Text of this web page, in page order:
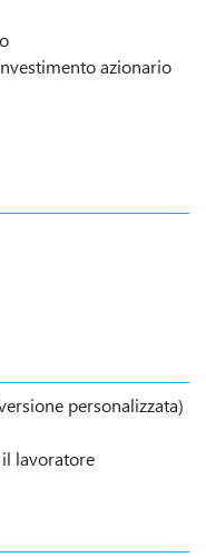
azionario
personalizzata)
lavoratore